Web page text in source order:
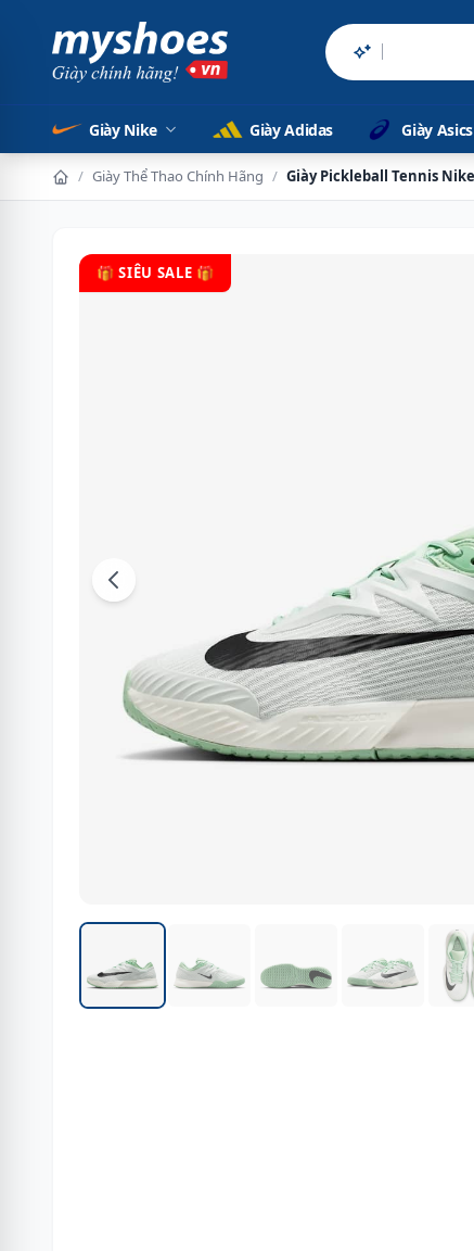
Sản phẩm chính
Giày Nike Giày Adidas Giày Asics
/ Giày Thể Thao Chính Hãng / Giày Pickleball Tennis
🎁 SIÊU SALE 🎁